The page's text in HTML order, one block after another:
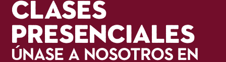
Clases
presenciales
Únase a nosotros en